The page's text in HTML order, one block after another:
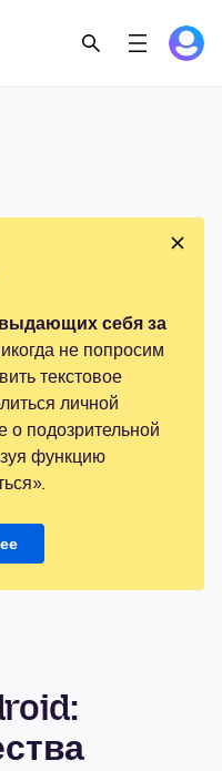
себя за
не попросим
текстовое
личной
подозрительной
функцию